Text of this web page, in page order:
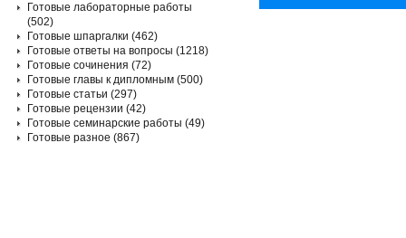
Готовые лабораторные работы
(502)
Готовые шпаргалки (462)
Готовые ответы на вопросы (1218)
Готовые сочинения (72)
Готовые главы к дипломным (500)
Готовые статьи (297)
Готовые рецензии (42)
Готовые семинарские работы (49)
Готовые разное (867)